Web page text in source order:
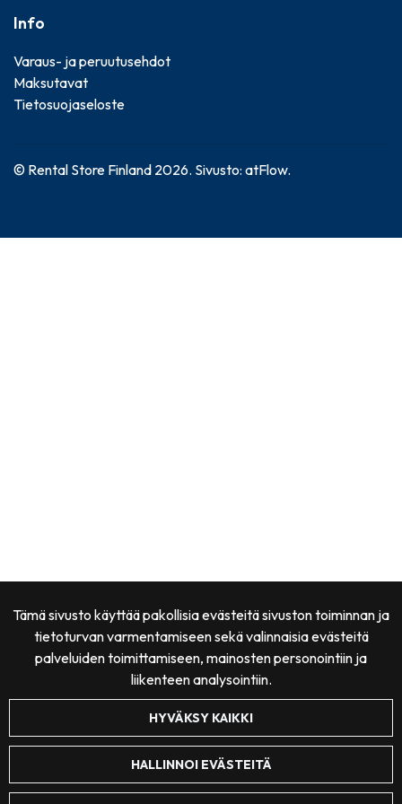
Tämä sivusto käyttää pakollisia evästeitä sivuston toiminnan ja
tietoturvan varmentamiseen sekä valinnaisia evästeitä
palveluiden toimittamiseen, mainosten personointiin ja
liikenteen analysointiin.
HYVÄKSY KAIKKI
HALLINNOI EVÄSTEITÄ
Info
Varaus- ja peruutusehdot
Maksutavat
Tietosuojaseloste
© Rental Store Finland 2026. Sivusto: atFlow.